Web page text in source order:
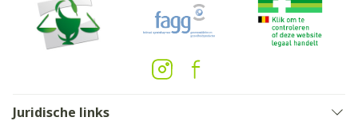
Juridische links